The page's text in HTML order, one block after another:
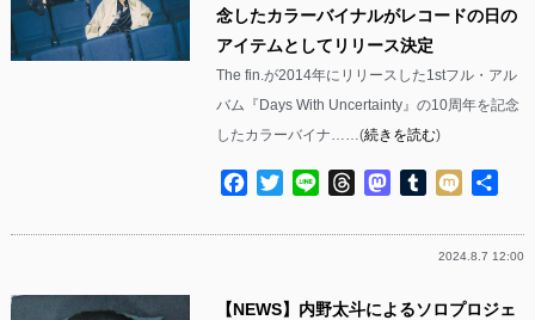
念したカラーバイナルがレコードの日の
アイテムとしてリリース決定
The fin.が2014年にリリースした1stフル・アル
バム『Days With Uncertainty』の10周年を記念
したカラーバイナ……(続きを読む)
Facebook
TwitterLine ThreadsMastodon
Tumblr
Mixi
2024.8.7 12:00
【NEWS】内野太斗によるソロプロジェ